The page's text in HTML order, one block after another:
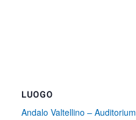
LUOGO
Andalo Valtellino – Auditorium